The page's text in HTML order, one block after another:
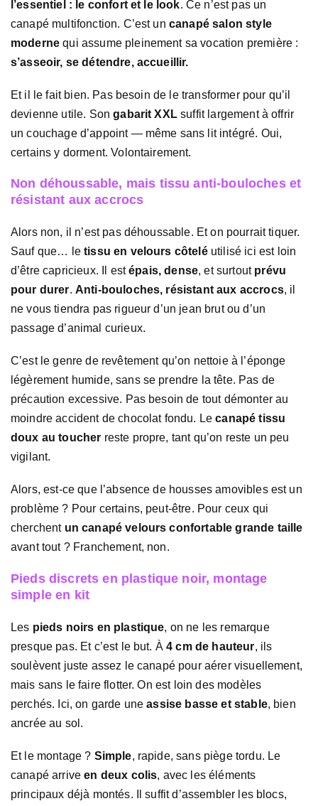
l’essentiel : le confort et le look. Ce n’est pas un
canapé multifonction. C’est un canapé salon style
moderne qui assume pleinement sa vocation première :
s’asseoir, se détendre, accueillir.
Et il le fait bien. Pas besoin de le transformer pour qu’il
devienne utile. Songabarit XXLsuffit largement à offrir
un couchage d’appoint — même sans lit intégré. Oui,
certains y dorment. Volontairement.
Non déhoussable, mais tissu anti-bouloches et
résistant aux accrocs
Alors non, il n’est pas déhoussable. Et on pourrait tiquer.
Sauf que… letissu en velours côteléutilisé ici est loin
d’être capricieux. Il estépais, dense, et surtout prévu
pour durer. Anti-bouloches, résistant aux accrocs, il
ne vous tiendra pas rigueur d’un jean brut ou d’un
passage d’animal curieux.
C’est le genre de revêtement qu’on nettoie à l’éponge
légèrement humide, sans se prendre la tête. Pas de
précaution excessive. Pas besoin de tout démonter au
moindre accident de chocolat fondu. Lecanapé tissu
doux au toucher reste propre, tant qu’on reste un peu
vigilant.
Alors, est-ce que l’absence de housses amovibles est un
problème ? Pour certains, peut-être. Pour ceux qui
cherchent un canapé velours confortable grande taille
avant tout ? Franchement, non.
Pieds discrets en plastique noir, montage
simple en kit
Les pieds noirs en plastique, on ne les remarque
presque pas. Et c’est le but. À4 cm de hauteur, ils
soulèvent juste assez le canapé pour aérer visuellement,
mais sans le faire flotter. On est loin des modèles
perchés. Ici, on garde uneassise basse et stable, bien
ancrée au sol.
Et le montage ? Simple, rapide, sans piège tordu. Le
canapé arriveen deux colis, avec les éléments
principaux déjà montés. Il suffit d’assembler les blocs,